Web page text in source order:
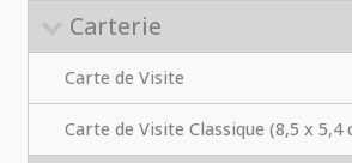
Carterie
Carte de Visite
Carte de Visite Classique (8,5 x 5,4